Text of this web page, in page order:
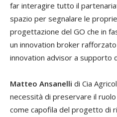
far interagire tutto il
spazio per segnalare le
progettazione del GO che in
un innovation broker
innovation advisor a supporto
Matteo Ansanelli di Cia
necessità di preservare il
come capofila del progetto di